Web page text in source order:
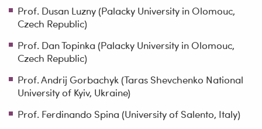
Prof. Dusan Luzny (Palacky University in Olomouc,
Czech Republic)
Prof. Dan Topinka (Palacky University in Olomouc,
Czech Republic)
Prof. Andrij Gorbachyk (Taras Shevchenko National
University of Kyiv, Ukraine)
Prof. Ferdinando Spina (University of Salento, Italy)